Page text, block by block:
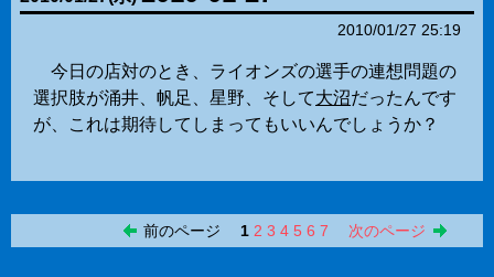
2010/01/27 25:19
今日の店対のとき、ライオンズの選手の連想問題の
選択肢が涌井、帆足、星野、そして大沼だったんです
が、これは期待してしまってもいいんでしょうか？
前のページ 1 2 3 4 5 6 7 次のページ